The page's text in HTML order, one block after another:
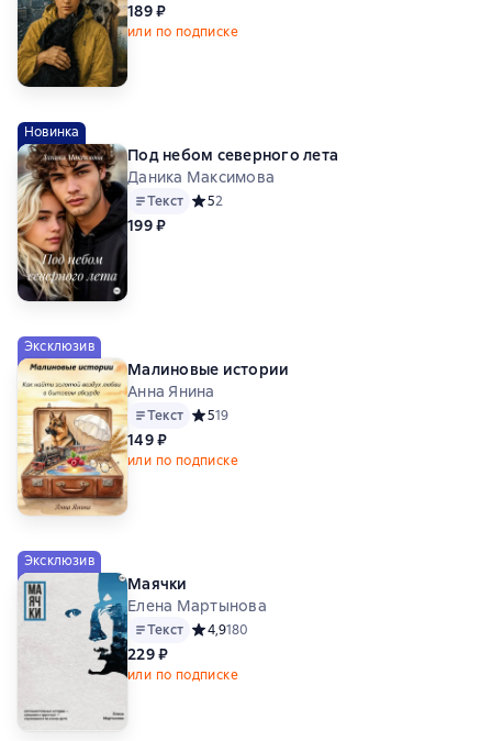
189 ₽
или по подписке
Новинка
Под небом северного лета
Даника Максимова
Текст Средний рейтинг 5 на основе 2 оценок
52
199 ₽
Эксклюзив
Малиновые истории
Анна Янина
Текст Средний рейтинг 5 на основе 19 оценок
519
149 ₽
или по подписке
Эксклюзив
Маячки
Елена Мартынова
Текст Средний рейтинг 4,9 на основе 180 оценок
4,9180
229 ₽
или по подписке